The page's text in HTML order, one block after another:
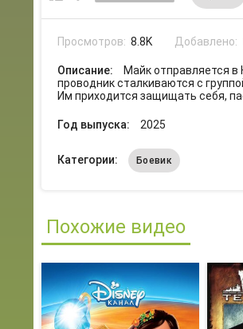
Просмотров: 8.8K Добавлено:
Описание:
Майк отправляется в
проводник сталкиваются с
Им приходится защищать себя,
Год выпуска: 2025
Категории: Боевик
Похожие видео